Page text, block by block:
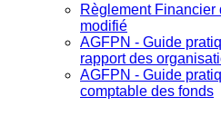
Règlement Financier
modifié
AGFPN ‐ Guide
rapport des
AGFPN ‐ Guide
comptable des fonds